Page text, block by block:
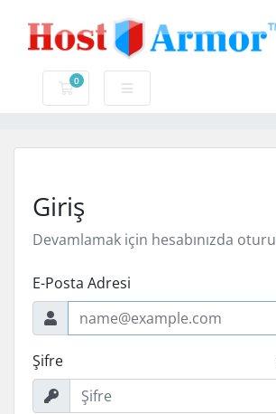
0
Sepet
Giriş
Devamlamak için hesabınızda
E-Posta Adresi
Şifre